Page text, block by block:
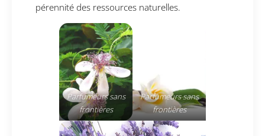
pérennité des ressources naturelles.
Parfumeurs sans
frontières
Parfumeurs sans
frontières